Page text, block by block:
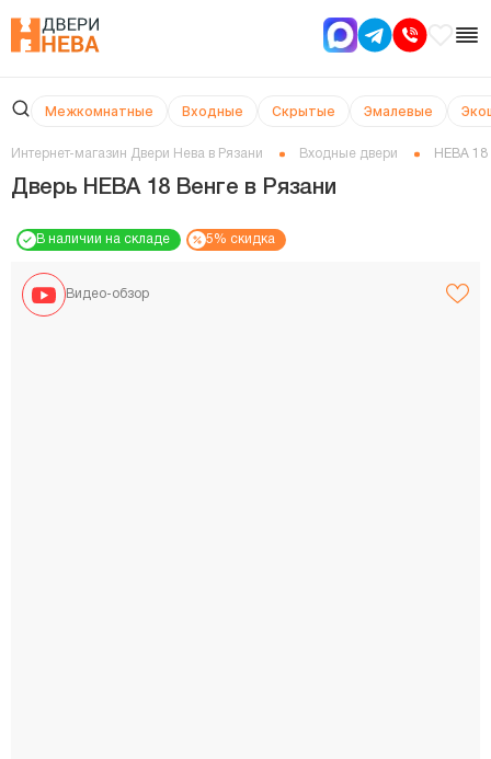
Межкомнатные Входные Скрытые Эмалевые
Интернет-магазин Двери Нева в Рязани Входные двери НЕВА 18
Дверь НЕВА 18 Венге в Рязани
В наличии на складе 5% скидка
Видео-обзор